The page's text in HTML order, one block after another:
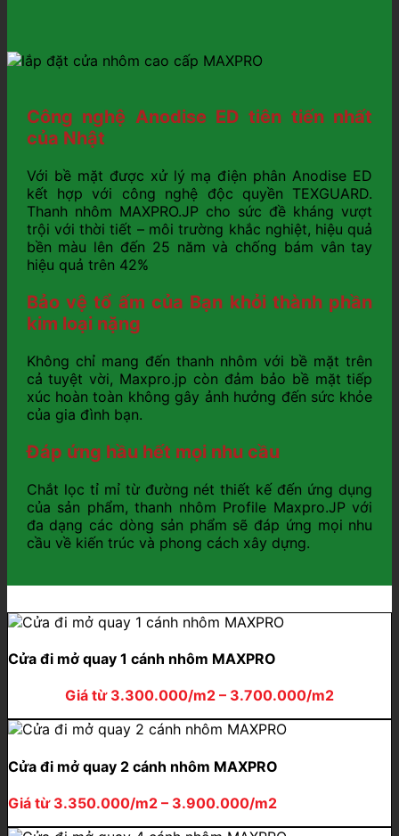
Công nghệ Anodise ED tiên tiến nhất
của Nhật
Với bề mặt được xử lý mạ điện phân Anodise ED
kết hợp với công nghệ độc quyền TEXGUARD.
Thanh nhôm MAXPRO.JP cho sức đề kháng vượt
trội với thời tiết – môi trường khắc nghiệt, hiệu quả
bền màu lên đến 25 năm và chống bám vân tay
hiệu quả trên 42%
Bảo vệ tổ ấm của Bạn khỏi thành phần
kim loại nặng
Không chỉ mang đến thanh nhôm với bề mặt trên
cả tuyệt vời, Maxpro.jp còn đảm bảo bề mặt tiếp
xúc hoàn toàn không gây ảnh hưởng đến sức khỏe
của gia đình bạn.
Đáp ứng hầu hết mọi nhu cầu
Chắt lọc tỉ mỉ từ đường nét thiết kế đến ứng dụng
của sản phẩm, thanh nhôm Profile Maxpro.JP với
đa dạng các dòng sản phẩm sẽ đáp ứng mọi nhu
cầu về kiến trúc và phong cách xây dựng.
Cửa đi mở quay 1 cánh nhôm MAXPRO
Giá từ 3.300.000/m2 – 3.700.000/m2
Cửa đi mở quay 2 cánh nhôm MAXPRO
Giá từ 3.350.000/m2 – 3.900.000/m2